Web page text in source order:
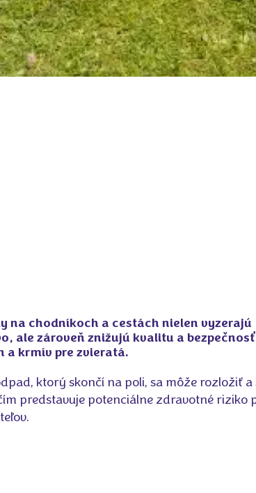
na chodníkoch a cestách nielen vyzerajú
ale zároveň znižujú kvalitu a bezpečnosť
a krmív pre zvieratá.
ktorý skončí na poli, sa môže rozložiť a
predstavuje potenciálne zdravotné riziko